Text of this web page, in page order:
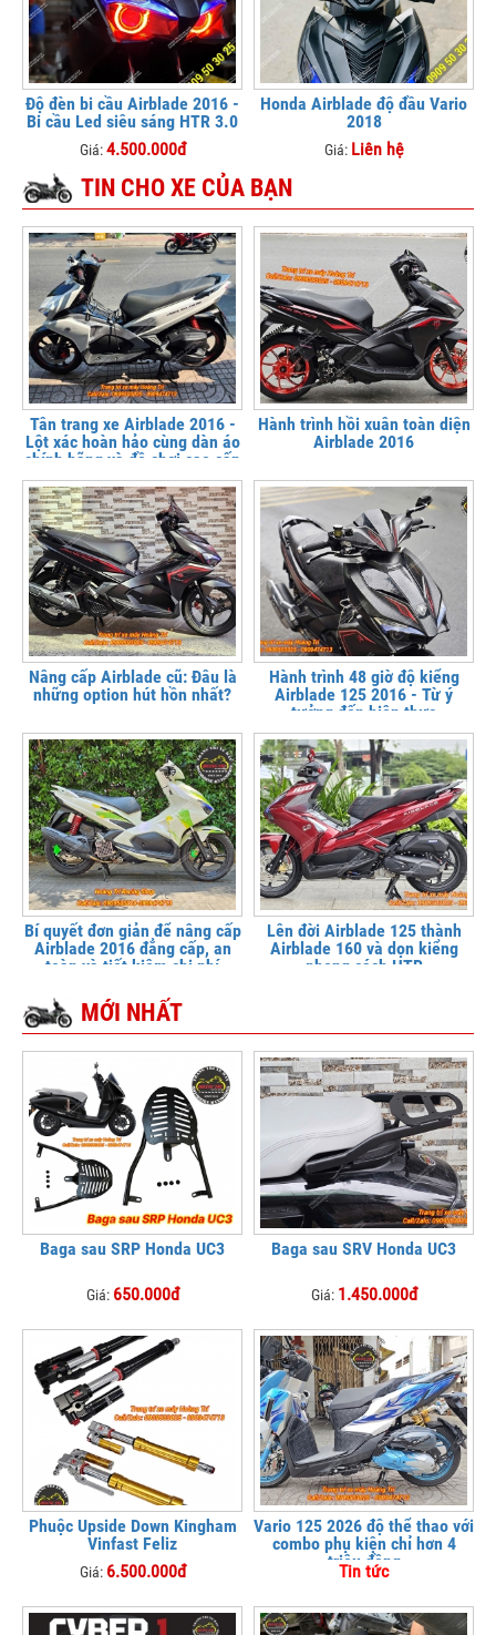
Độ đèn bi cầu Airblade 2016 -
Bi cầu Led siêu sáng HTR 3.0
Giá:4.500.000đ
Honda Airblade độ đầu Vario
2018
Giá: Liên hệ
TIN CHO XE CỦA BẠN
Tân trang xe Airblade 2016 -
Lột xác hoàn hảo cùng dàn áo
chính hãng và đồ chơi cao cấp
Hành trình hồi xuân toàn diện
Airblade 2016
Nâng cấp Airblade cũ: Đâu là
những option hút hồn nhất?
Hành trình 48 giờ độ kiểng
Airblade 125 2016 - Từ ý
tưởng đến hiện thực
Bí quyết đơn giản để nâng cấp
Airblade 2016 đẳng cấp, an
toàn và tiết kiệm chi phí
Lên đời Airblade 125 thành
Airblade 160 và dọn kiểng
phong cách HTR
MỚI NHẤT
Baga sau SRP Honda UC3
Giá: 650.000đ
Baga sau SRV Honda UC3
Giá: 1.450.000đ
Phuộc Upside Down Kingham
Vinfast Feliz
Giá: 6.500.000đ
Vario 125 2026 độ thể thao với
combo phụ kiện chỉ hơn 4
triệu đồng
Tin tức